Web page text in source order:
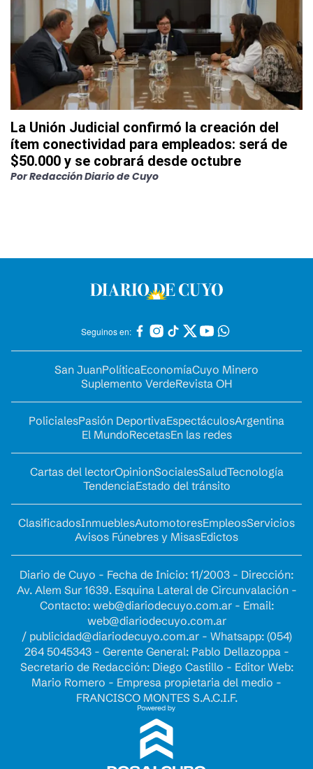
La Unión Judicial confirmó la creación del
ítem conectividad para empleados: será de
$50.000 y se cobrará desde octubre
PorRedacción Diario de Cuyo
Seguinos en:
San JuanPolíticaEconomíaCuyo Minero
Suplemento VerdeRevista OH
PolicialesPasión DeportivaEspectáculosArgentina
El MundoRecetasEn las redes
Cartas del lectorOpinionSocialesSaludTecnología
TendenciaEstado del tránsito
ClasificadosInmueblesAutomotoresEmpleosServicios
Avisos Fúnebres y MisasEdictos
Diario de Cuyo - Fecha de Inicio: 11/2003 - Dirección:
Av. Alem Sur 1639. Esquina Lateral de Circunvalación -
Contacto: web@diariodecuyo.com.ar- Email:
web@diariodecuyo.com.ar
/ publicidad@diariodecuyo.com.ar- Whatsapp: (054)
264 5045343 - Gerente General: Pablo Dellazoppa -
Secretario de Redacción: Diego Castillo - Editor Web:
Mario Romero - Empresa propietaria del medio -
FRANCISCO MONTES S.A.C.I.F.